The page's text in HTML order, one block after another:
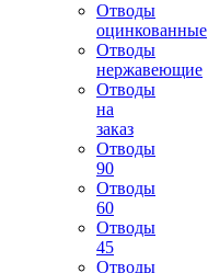
Отводы
оцинкованные
Отводы
нержавеющие
Отводы
на
заказ
Отводы
90
Отводы
60
Отводы
45
Отводы